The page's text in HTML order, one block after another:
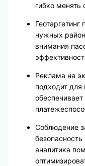
гибко менять
нужных
внимания
Реклама на
подходит для
Соблюдение
аналитика